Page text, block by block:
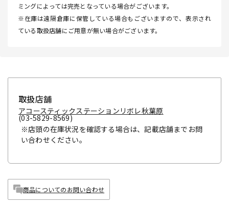
ミングによっては完売となっている場合がございます。
※在庫は遠隔倉庫に保管している場合もございますので、表示され
ている取扱店舗にご用意が無い場合がございます。
取扱店舗
アコースティックステーションリボレ秋葉原
(03-5829-8569)
※店頭の在庫状況を確認する場合は、記載店舗までお問
い合わせください。
商品についてのお問い合わせ